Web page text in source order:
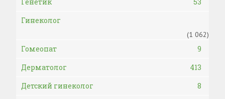
Гинеколог
(1 062)
Гомеопат
9
Дерматолог
413
Детский гинеколог
8